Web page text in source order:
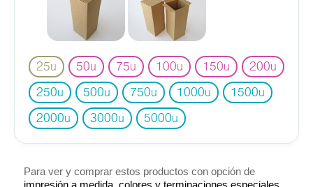
25u 50u 75u 100u 150u 200u
250u 500u 750u 1000u 1500u
2000u 3000u 5000u
Para ver y comprar estos productos con opción de